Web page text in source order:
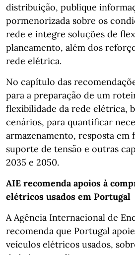
distribuição, publique
pormenorizada sobre os
rede e integre soluções de
planeamento, além dos
rede elétrica.
No capítulo das
para a preparação de um
flexibilidade da rede elétrica,
cenários, para quantificar
armazenamento, resposta em
suporte de tensão e outras
2035 e 2050.
AIE recomenda apoios à
elétricos usados em Portugal
A Agência Internacional de
recomenda que Portugal
veículos elétricos usados,